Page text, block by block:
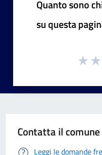
Quanto sono
su questa
Contatta il comune
Leggi le domande